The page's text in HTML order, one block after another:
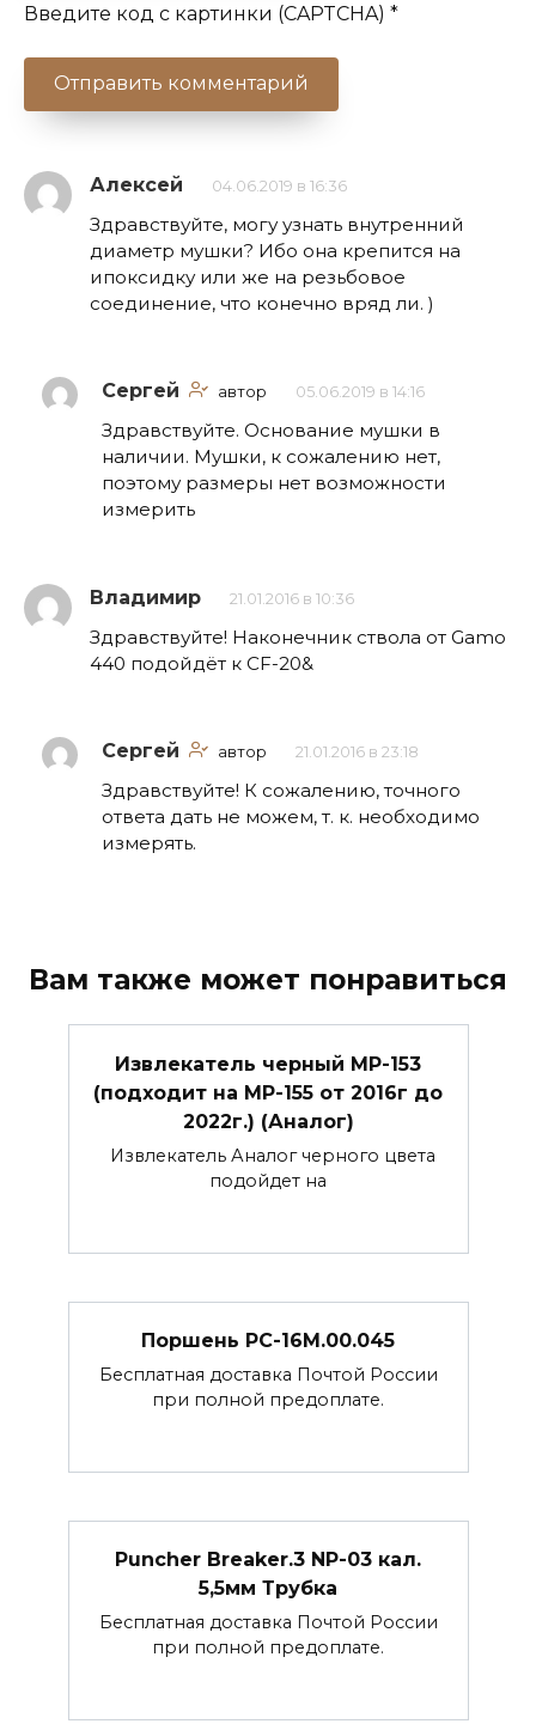
Введите код с картинки (CAPTCHA) *
Алексей 04.06.2019 в 16:36
Здравствуйте, могу узнать внутренний
диаметр мушки? Ибо она крепится на
ипоксидку или же на резьбовое
соединение, что конечно вряд ли. )
Сергей автор 05.06.2019 в 14:16
Здравствуйте. Основание мушки в
наличии. Мушки, к сожалению нет,
поэтому размеры нет возможности
измерить
Владимир 21.01.2016 в 10:36
Здравствуйте! Наконечник ствола от Gamo
440 подойдёт к СF-20&
Сергей автор 21.01.2016 в 23:18
Здравствуйте! К сожалению, точного
ответа дать не можем, т. к. необходимо
измерять.
Вам также может понравиться
Извлекатель черный МР-153
(подходит на МР-155 от 2016г до
2022г.) (Аналог)
Извлекатель Аналог черного цвета
подойдет на
Поршень РС-16М.00.045
Бесплатная доставка Почтой России
при полной предоплате.
Puncher Breaker.3 NP-03 кал.
5,5мм Трубка
Бесплатная доставка Почтой России
при полной предоплате.